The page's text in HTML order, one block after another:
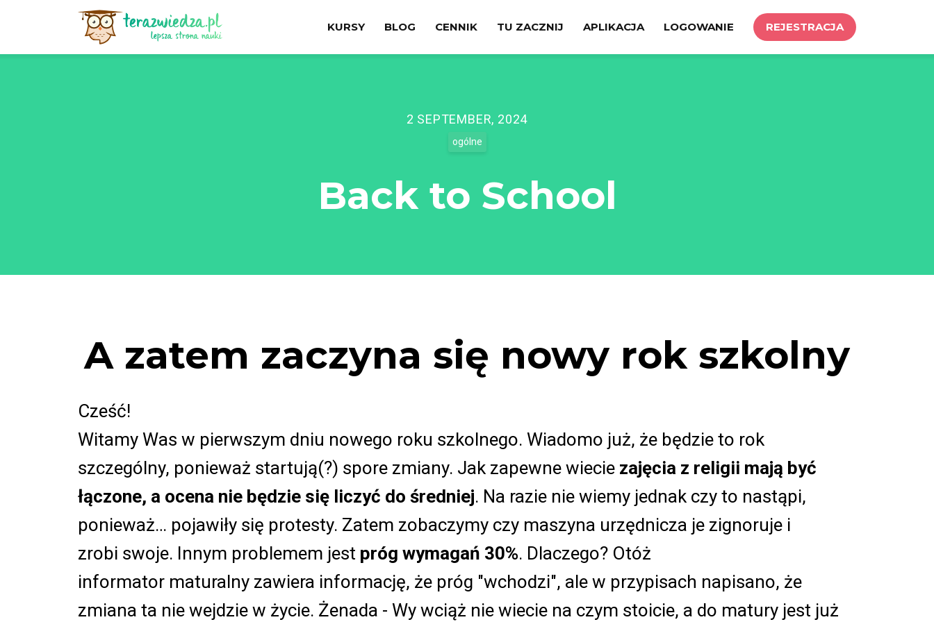
KURSY BLOG CENNIK TU ZACZNIJ APLIKACJA LOGOWANIE REJESTRACJA
2 SEPTEMBER, 2024
ogólne
Back to School
A zatem zaczyna się nowy rok szkolny
Cześć!
Witamy Was w pierwszym dniu nowego roku szkolnego. Wiadomo już, że będzie to rok
szczególny, ponieważ startują(?) spore zmiany. Jak zapewne wiecie zajęcia z religii mają być
łączone, a ocena nie będzie się liczyć do średniej. Na razie nie wiemy jednak czy to nastąpi,
ponieważ… pojawiły się protesty. Zatem zobaczymy czy maszyna urzędnicza je zignoruje i
zrobi swoje. Innym problemem jest próg wymagań 30%. Dlaczego? Otóż
informator maturalny zawiera informację, że próg "wchodzi", ale w przypisach napisano, że
zmiana ta nie wejdzie w życie. Żenada - Wy wciąż nie wiecie na czym stoicie, a do matury jest już